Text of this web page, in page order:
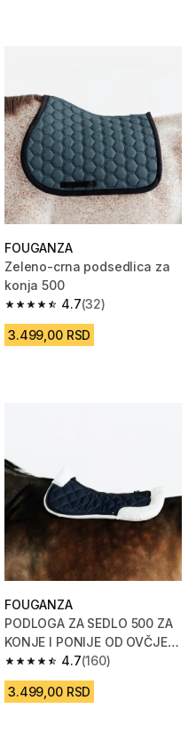
FOUGANZA
Zeleno-crna podsedlica za
konja 500
4.7
4.7 od 5 zvezdica from 32
(32)
3.499,00 RSD
FOUGANZA
PODLOGA ZA SEDLO 500 ZA
KONJE I PONIJE OD OVČJE
KOŽE SINTETIČKA - PLAVA
4.7
4.7 od 5 zvezdica from 160
(160)
3.499,00 RSD